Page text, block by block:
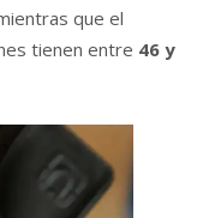
que el
tienen entre 46 y